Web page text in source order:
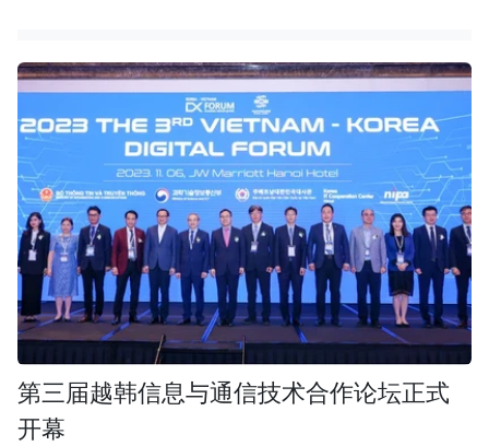
第三届越韩信息与通信技术合作论坛正式
开幕